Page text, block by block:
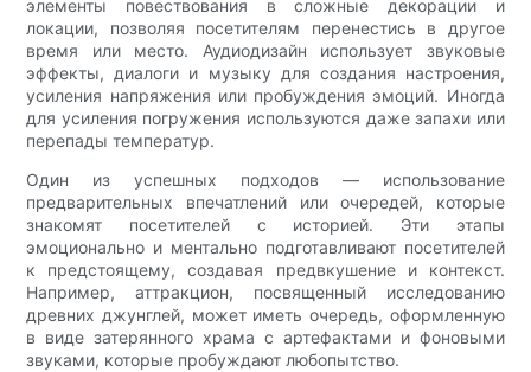
элементы повествования в сложные декорации и
локации, позволяя посетителям перенестись в другое
время или место. Аудиодизайн использует звуковые
эффекты, диалоги и музыку для создания настроения,
усиления напряжения или пробуждения эмоций. Иногда
для усиления погружения используются даже запахи или
перепады температур.
Один из успешных подходов — использование
предварительных впечатлений или очередей, которые
знакомят посетителей с историей. Эти этапы
эмоционально и ментально подготавливают посетителей
к предстоящему, создавая предвкушение и контекст.
Например, аттракцион, посвященный исследованию
древних джунглей, может иметь очередь, оформленную
в виде затерянного храма с артефактами и фоновыми
звуками, которые пробуждают любопытство.